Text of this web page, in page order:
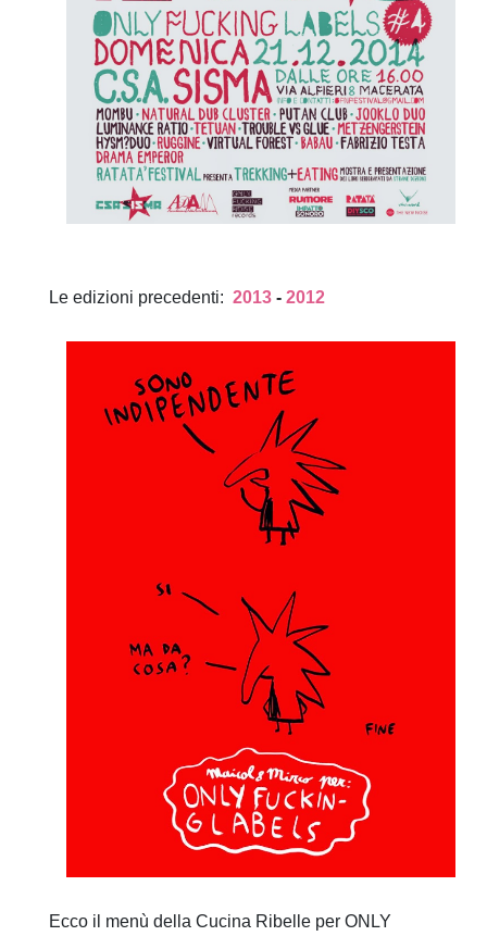
Le edizioni precedenti: 2013 - 2012
Ecco il menù della Cucina Ribelle per ONLY